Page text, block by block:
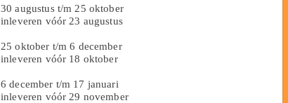
30 augustus t/m 25 oktober
inleveren vóór 23 augustus
25 oktober t/m 6 december
inleveren vóór 18 oktober
6 december t/m 17 januari
inleveren vóór 29 november